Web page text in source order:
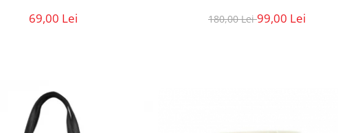
69,00 Lei 180,00 Lei99,00 Lei